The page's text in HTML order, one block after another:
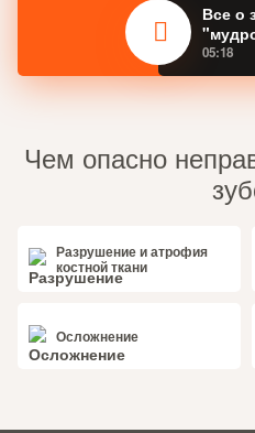
Все о
05:18
Чем опасно
Разрушение и атрофия
костной ткани
Осложнение